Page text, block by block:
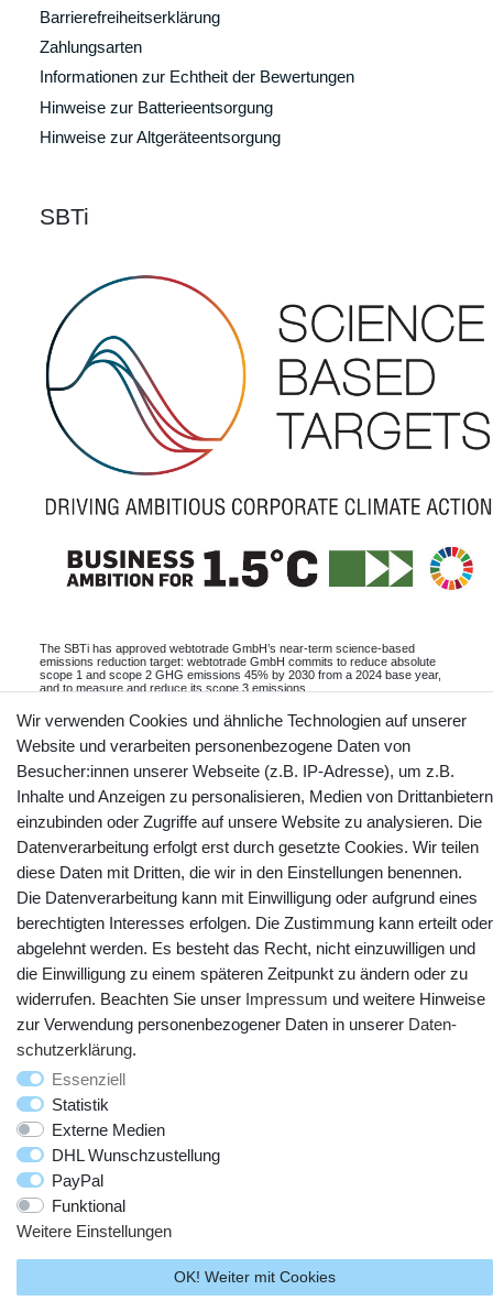
Barrierefreiheitserklärung
Zahlungsarten
Informationen zur Echtheit der Bewertungen
Hinweise zur Batterieentsorgung
Hinweise zur Altgeräteentsorgung
SBTi
The SBTi has approved webtotrade GmbH’s near-term science-based
emissions reduction target: webtotrade GmbH commits to reduce absolute
scope 1 and scope 2 GHG emissions 45% by 2030 from a 2024 base year,
and to measure and reduce its scope 3 emissions.
Informationen
Vertrag widerrufen Kontakt
YouTube Facebook Instagram
© Copyright 2025 webtotrade GmbH. Alle Rechte vorbehalten.
Wir verwenden Cookies und ähnliche Technologien auf unserer
Website und verarbeiten personenbezogene Daten von
Besucher:innen unserer Webseite (z.B. IP-Adresse), um z.B.
Inhalte und Anzeigen zu personalisieren, Medien von Drittanbietern
einzubinden oder Zugriffe auf unsere Website zu analysieren. Die
Datenverarbeitung erfolgt erst durch gesetzte Cookies. Wir teilen
diese Daten mit Dritten, die wir in den Einstellungen benennen.
Die Datenverarbeitung kann mit Einwilligung oder aufgrund eines
berechtigten Interesses erfolgen. Die Zustimmung kann erteilt oder
abgelehnt werden. Es besteht das Recht, nicht einzuwilligen und
die Einwilligung zu einem späteren Zeitpunkt zu ändern oder zu
widerrufen. Beachten Sie unser Impressum und weitere Hinweise
zur Verwendung personenbezogener Daten in unserer Daten­
schutz­erklärung.
Essenziell
Statistik
Externe Medien
DHL Wunschzustellung
PayPal
Funktional
Weitere Einstellungen
OK! Weiter mit Cookies